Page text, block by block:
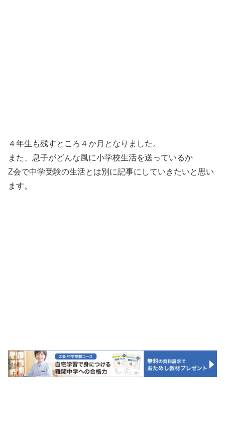
４年生も残すところ４か月となりました。
また、息子がどんな風に小学校生活を送っているか
Z会で中学受験の生活とは別に記事にしていきたいと思い
ます。